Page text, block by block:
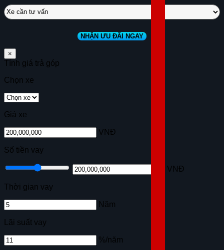
×
Tính giá trả góp
Chọn xe
Giá xe
VNĐ
Số tiền vay
VNĐ
Thời gian vay
Năm
Lãi suất vay
%/năm